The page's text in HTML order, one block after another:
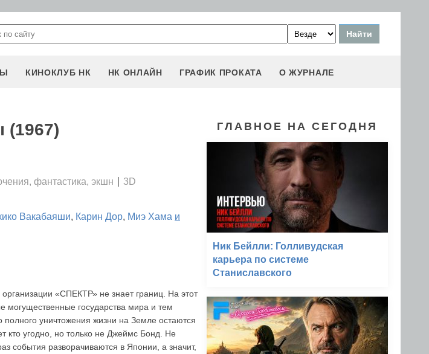
КИНОКЛУБ НК НК ОНЛАЙН ГРАФИК ПРОКАТА О ЖУРНАЛЕ
фантастика, экшн
3D
Вакабаяши, Карин Дор, Миэ Хама и
«СПЕКТР» не знает границ. На этот
могущественные государства мира и тем
уничтожения жизни на Земле остаются
кто угодно, но только не Джеймс Бонд. Не
события разворачиваются в Японии, а значит,
ГЛАВНОЕ НА СЕГОДНЯ
Ник Бейлли: Голливудская
карьера по системе
Станиславского